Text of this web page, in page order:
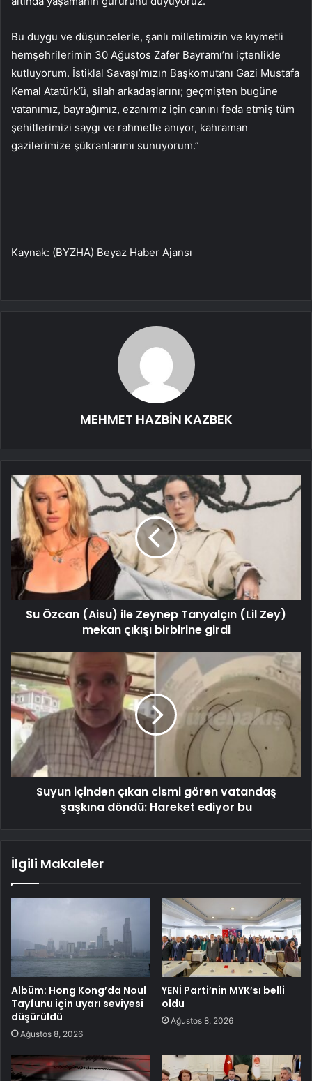
Bu duygu ve düşüncelerle, şanlı milletimizin ve kıymetli
hemşehrilerimin 30 Ağustos Zafer Bayramı’nı içtenlikle
kutluyorum. İstiklal Savaşı’mızın Başkomutanı Gazi Mustafa
Kemal Atatürk’ü, silah arkadaşlarını; geçmişten bugüne
vatanımız, bayrağımız, ezanımız için canını feda etmiş tüm
şehitlerimizi saygı ve rahmetle anıyor, kahraman
gazilerimize şükranlarımı sunuyorum.”
Kaynak: (BYZHA) Beyaz Haber Ajansı
MEHMET HAZBİN KAZBEK
Su Özcan (Aisu) ile Zeynep Tanyalçın (Lil Zey)
mekan çıkışı birbirine girdi
Suyun içinden çıkan cismi gören vatandaş
şaşkına döndü: Hareket ediyor bu
İlgili Makaleler
Albüm: Hong Kong’da Noul
Tayfunu için uyarı seviyesi
düşürüldü
Ağustos 8, 2026
YENİ Parti’nin MYK’sı belli
oldu
Ağustos 8, 2026